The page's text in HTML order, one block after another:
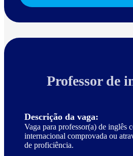
Professor de
Descrição da vaga:
Vaga para professor(a) de inglês
internacional comprovada ou
de proficiência.